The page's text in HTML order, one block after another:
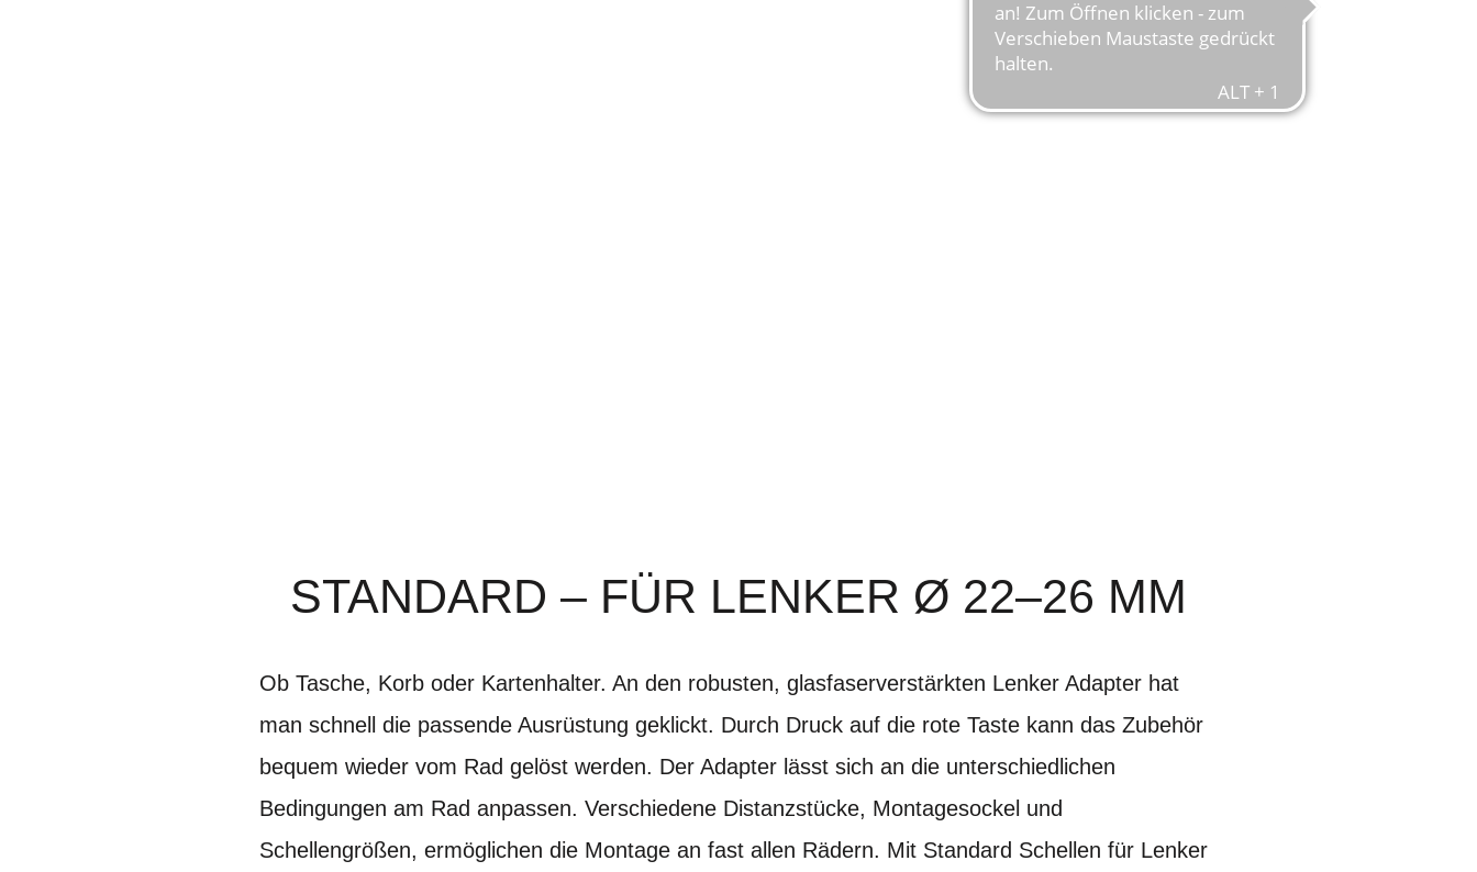
STANDARD – FÜR LENKER Ø 22–26 MM
Ob Tasche, Korb oder Kartenhalter. An den robusten, glasfaserverstärkten Lenker Adapter hat
man schnell die passende Ausrüstung geklickt. Durch Druck auf die rote Taste kann das Zubehör
bequem wieder vom Rad gelöst werden. Der Adapter lässt sich an die unterschiedlichen
Bedingungen am Rad anpassen. Verschiedene Distanzstücke, Montagesockel und
Schellengrößen, ermöglichen die Montage an fast allen Rädern. Mit Standard Schellen für Lenker